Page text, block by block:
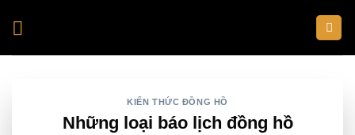
KIẾN THỨC ĐỒNG HỒ
Những loại báo lịch đồng hồ